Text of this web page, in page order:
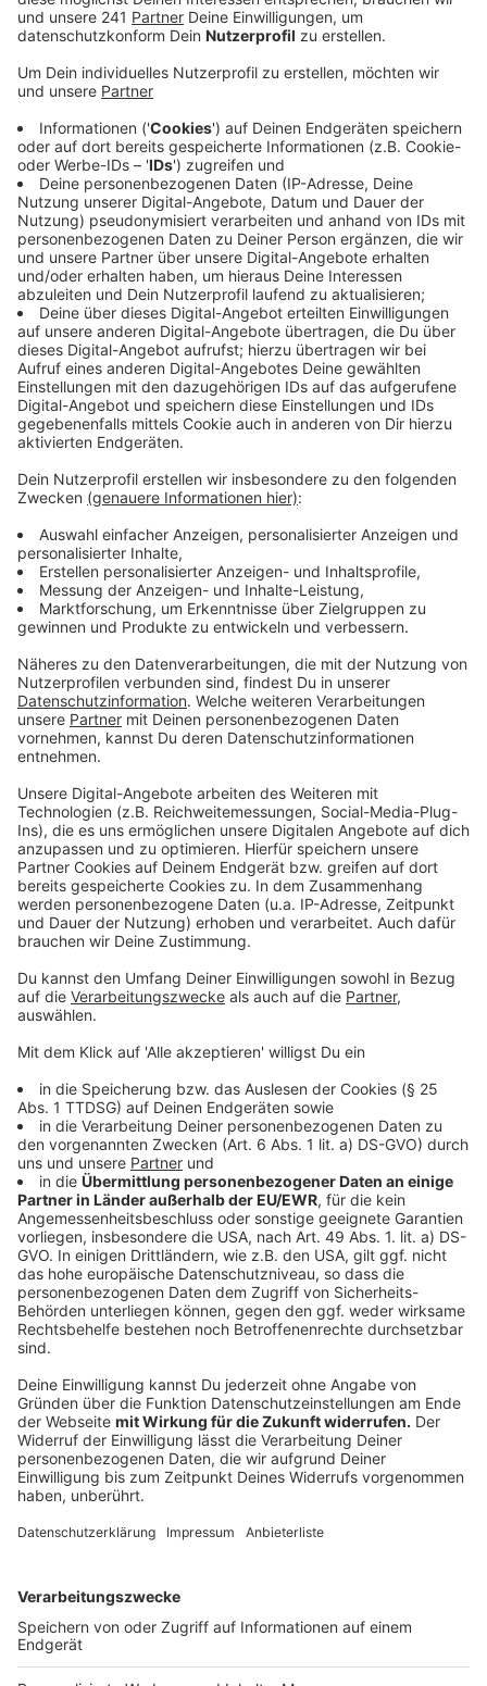
in der Medizin, im Alltag oder in der Mobilität: KI-
Systeme analysieren Daten, treffen Entscheidungen
und erleichtern Prozesse. Doch mit den Chancen
kommen auch Herausforderungen. Wie verändert KI
wie können wir sie verantwortungsvoll nutzen? Unser
Themenschwerpunkt beleuchtet, wie KI unseren
Alltag gestaltet und welche Zukunftsperspektiven sie
bietet.
Anzeige
KI im Alltag: Wie Künstliche Intelligenz
verschiedene Lebensbereiche verändert
Anzeige
Künstliche Intelligenz ist längst Teil unseres Alltags:
Sie personalisiert Lerninhalte in Schulen, optimiert das
Online-Shopping und erleichtert den Haushalt mit
smarten Geräten. Auch autonomes Fahren steht vor
dem Durchbruch. Doch bei aller Technik bleibt der
Mensch im Mittelpunkt.
Hier geht es zum Artikel
Anzeige
Anzeige
Künstliche Intelligenz revolutioniert die Medizin: Sie
erkennt Krankheiten in Bildern schneller und präziser,
unterstützt bei der Therapieplanung und entlastet
fehlerhaften Daten und die Akzeptanz durch
Patienten, stellen weiterhin große Herausforderungen
dar.
Hier geht es zum Artikel
Anzeige
KI und Sicherheit: Wie Künstliche Intelligenz
bei der NRW-Polizei eingesetzt wird
Anzeige
Die Kriminalitätsstatistiken zeigen: Cybercrime ist
Bereichen der Kriminalität sind die Zahlen - nicht nur in
NRW - sondern in ganz Deutschland ziemlich hoch.
NRW-Innenminister Herbert Reul und die Polizei
setzen aktuell im Kampf gegen Verbrecher auf eine
Software, die teilweise höchst umstritten ist.
Hier geht es um zum Artikel
Autor: Joachim Schultheis
Anzeige